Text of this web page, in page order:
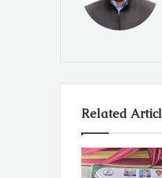
Related